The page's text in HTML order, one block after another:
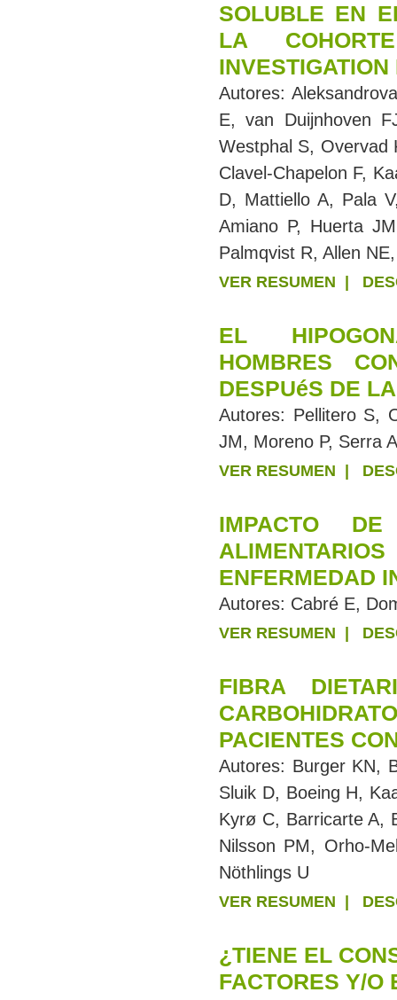
SOLUBLE EN
LA
Autores:
E, van Duijnhoven
Westphal S, Overvad
Clavel-Chapelon F,
D, Mattiello A, Pala
Amiano P, Huerta
Palmqvist R, Allen
VER RESUMEN
EL
HOMBRES
DESPUéS DE
Autores: Pellitero S,
JM, Moreno P, Serra
VER RESUMEN
IMPACTO
ENFERMEDAD
Autores: Cabré E,
VER RESUMEN
FIBRA
PACIENTES
Autores: Burger KN,
Sluik D, Boeing H,
Kyrø C, Barricarte A,
Nilsson PM, Orho-
Nöthlings U
VER RESUMEN
¿TIENE EL
FACTORES Y/O